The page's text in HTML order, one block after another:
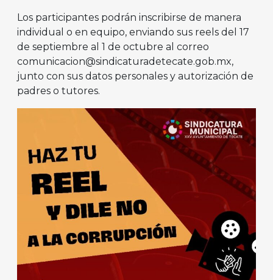
Los participantes podrán inscribirse de manera
individual o en equipo, enviando sus reels del 17
de septiembre al 1 de octubre al correo
comunicacion@sindicaturadetecate.gob.mx,
junto con sus datos personales y autorización de
padres o tutores.